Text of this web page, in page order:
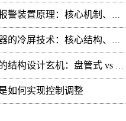
液氮低温报警装置原理：核心机制、组成与应用解析
低温恒温器的冷屏技术：核心结构、功能与设计解析
液氮冷阱的结构设计玄机：盘管式 vs 腔体式，哪种捕集效率更高
如何实现控制调整